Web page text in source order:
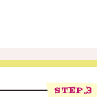
STEP.3